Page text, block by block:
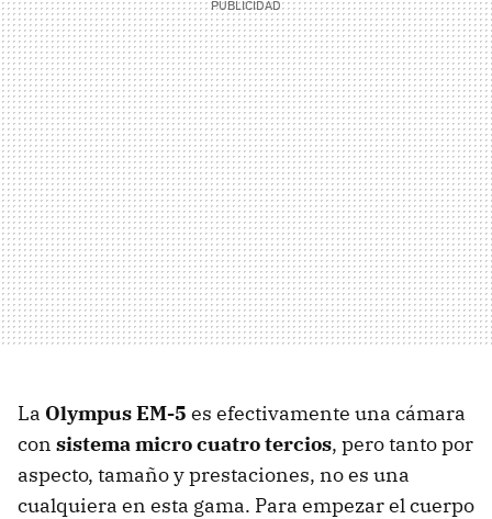
La Olympus EM-5 es efectivamente una cámara
con sistema micro cuatro tercios, pero tanto por
aspecto, tamaño y prestaciones, no es una
cualquiera en esta gama. Para empezar el cuerpo